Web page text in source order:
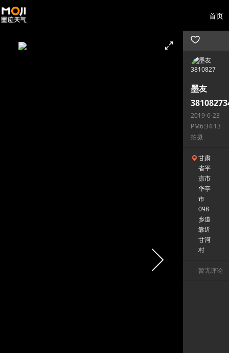
首页
墨友
2019-6-23
PM6:34:13
拍摄
甘肃
省平
凉市
华亭
市
098
乡道
靠近
甘河
村
暂无评论